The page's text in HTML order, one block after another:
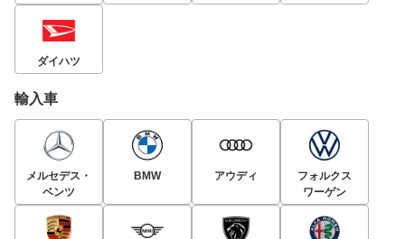
ダイハツ
輸入車
メルセデス・
ベンツ
BMW アウディ
フォルクス
ワーゲン